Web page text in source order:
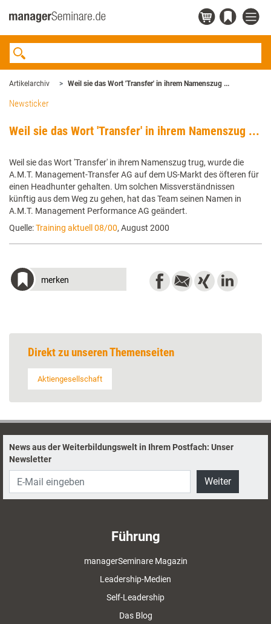
Artikelarchiv Weil sie das Wort 'Transfer' in ihrem Namenszug ...
Newsticker
Weil sie das Wort 'Transfer' in ihrem Namenszug ...
Weil sie das Wort 'Transfer' in ihrem Namenszug trug, wurde die
A.M.T. Management-Transfer AG auf dem US-Markt des öfteren für
einen Headhunter gehalten. Um solchen Missverständnissen
künftig aus dem Weg zu gehen, hat das Team seinen Namen in
A.M.T. Management Performance AG geändert.
Quelle:Training aktuell 08/00, August 2000
merken
Direkt zu unseren Themenseiten
Aktiengesellschaft
News aus der Weiterbildungswelt in Ihrem Postfach: Unser
Newsletter
Weiter
Führung
managerSeminare Magazin
Leadership-Medien
Self-Leadership
Das Blog